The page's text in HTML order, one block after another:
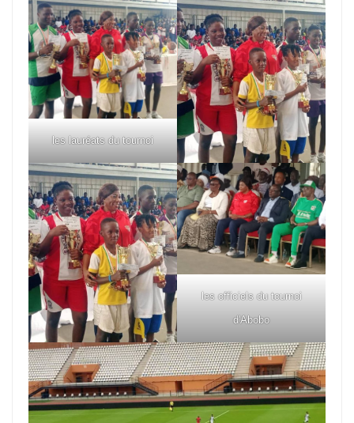
les lauréats du tournoi
les officiels du tournoi
d'Abobo